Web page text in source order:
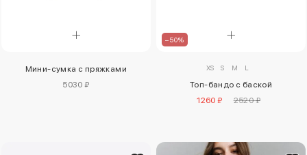
Мини-сумка с пряжками
5030 ₽
–50%
XS S M L
Топ-бандо с баской
1260 ₽
2520 ₽